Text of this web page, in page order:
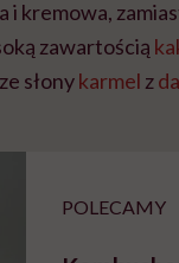
i kremowa,
zawartością
słonykarmel z
POLECAMY